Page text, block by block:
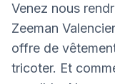
Venez nous
Zeeman
offre de
tricoter. Et